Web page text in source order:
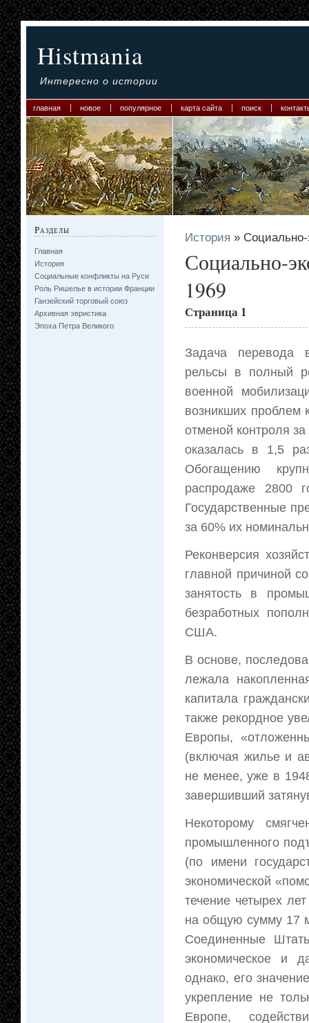
Histmania
Интересно о истории
главная новое популярное карта сайта поиск
Разделы
Главная
История
Социальные конфликты на Руси
Роль Ришелье в истории Франции
Ганзейский торговый союз
Архивная эвристика
Эпоха Петра Великого
История »
Социально-
1969
Страница 1
Задача перевода
рельсы в полный
военной
возникших проблем
отменой контроля
оказалась в 1,5
Обогащению
распродаже 2800
Государственные
за 60% их
Реконверсия
главной причиной
занятость в
безработных
США.
В основе,
лежала
капитала
также рекордное
Европы,
(включая жилье и
не менее, уже в
завершивший
Некоторому
промышленного
(по имени
экономической
течение четырех
на общую сумму 17
Соединенные
экономическое и
однако, его
укрепление не
Европе,